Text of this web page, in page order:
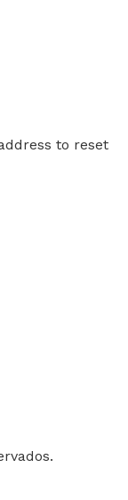
to reset